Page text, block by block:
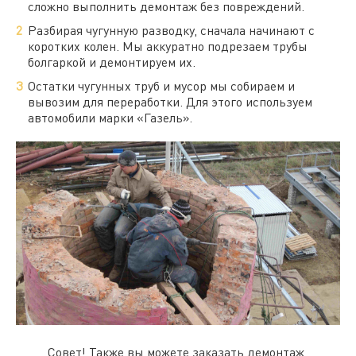
сложно выполнить демонтаж без повреждений.
Разбирая чугунную разводку, сначала начинают с
коротких колен. Мы аккуратно подрезаем трубы
болгаркой и демонтируем их.
Остатки чугунных труб и мусор мы собираем и
вывозим для переработки. Для этого используем
автомобили марки «Газель».
Совет! Также вы можете заказать демонтаж